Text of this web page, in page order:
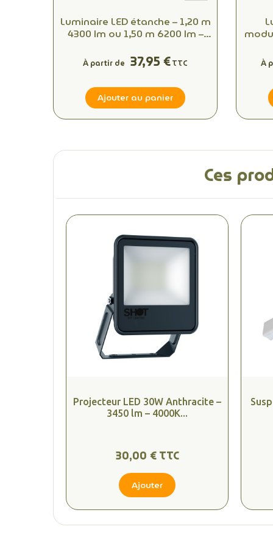
Luminaire LED étanche – 1,20 m
4300 lm ou 1,50 m 6200 lm –
À partir de 37,95 €TTC
Ajouter au panier
À
Ces
Projecteur LED 30W Anthracite –
3450 lm – 4000K...
30,00 € TTC
Ajouter